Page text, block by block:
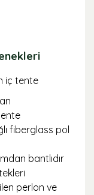
iç tente
fiberglass pol
bantlıdır
perlon ve